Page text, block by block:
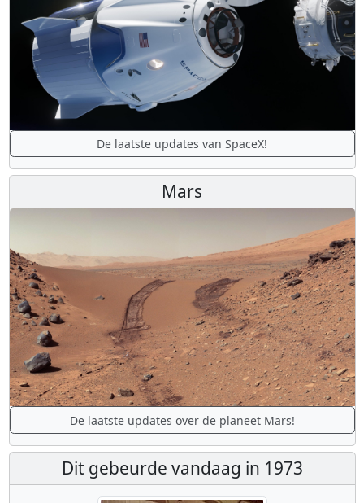
De laatste updates van SpaceX!
Mars
De laatste updates over de planeet Mars!
Dit gebeurde vandaag in 1973